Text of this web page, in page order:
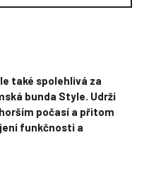
také spolehlivá za
bunda Style. Udrží
počasí a přitom
funkčnosti a